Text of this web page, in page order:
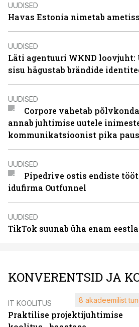
UUDISED
Havas Estonia nimetab
UUDISED
Läti agentuuri WKND loovjuht:
sisu hägustab brändide
UUDISED
Corpore vahetab
annab juhtimise uutele
kommunikatsioonist pika
UUDISED
Pipedrive ostis endiste
idufirma Outfunnel
UUDISED
TikTok suunab üha enam
KONVERENTSID JA
IT KOOLITUS
Praktilise projektijuhtimise
8 akadeemilist